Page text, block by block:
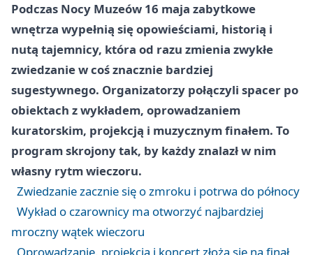
Podczas Nocy Muzeów 16 maja zabytkowe
wnętrza wypełnią się opowieściami, historią i
nutą tajemnicy, która od razu zmienia zwykłe
zwiedzanie w coś znacznie bardziej
sugestywnego. Organizatorzy połączyli spacer po
obiektach z wykładem, oprowadzaniem
kuratorskim, projekcją i muzycznym finałem. To
program skrojony tak, by każdy znalazł w nim
własny rytm wieczoru.
Zwiedzanie zacznie się o zmroku i potrwa do północy
Wykład o czarownicy ma otworzyć najbardziej
mroczny wątek wieczoru